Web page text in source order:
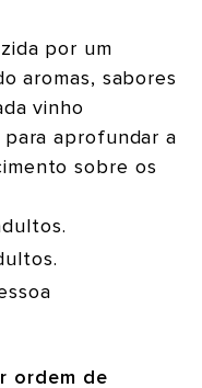
por um
aromas, sabores
vinho
para aprofundar a
sobre os
ordem de